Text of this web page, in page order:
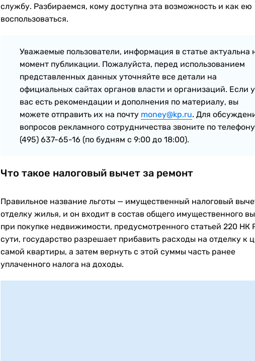
службу. Разбираемся, кому доступна эта возможность и как ею
воспользоваться.
Уважаемые пользователи, информация в статье актуальна
момент публикации. Пожалуйста, перед использованием
представленных данных уточняйте все детали на
официальных сайтах органов власти и организаций. Если у
вас есть рекомендации и дополнения по материалу, вы
можете отправить их на почту money@kp.ru. Для
вопросов рекламного сотрудничества звоните по
(495) 637-65-16 (по будням с 9:00 до 18:00).
Что такое налоговый вычет за ремонт
Правильное название льготы — имущественный налоговый
отделку жилья, и он входит в состав общего имущественного
при покупке недвижимости, предусмотренного статьей 220
сути, государство разрешает прибавить расходы на отделку к
самой квартиры, а затем вернуть с этой суммы часть ранее
уплаченного налога на доходы.